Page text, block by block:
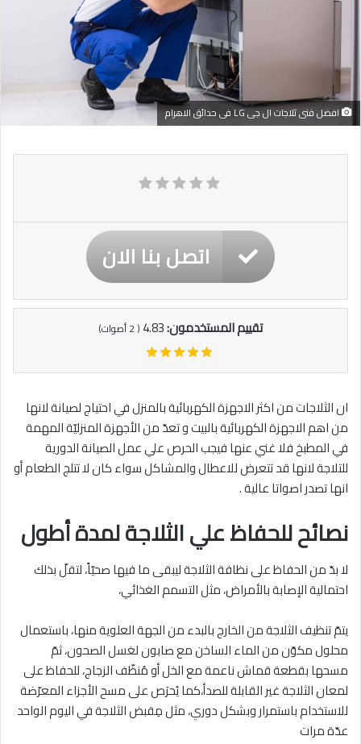
افضل فنى ثلاجات ال جى LG فى حدائق الاهرام
اتصل بنا الان
تقييم المستخدمون:4.83
(
2أصوات)
ان الثلاجات من اكثر الاجهزة الكهربائية بالمنزل في احتياج لصيانة لانها
من اهم الاجهزة الكهربائية بالبيت و تعدّ من الأجهزة المنزليّة المهمة
في المطبخ فلا غني عنها فيجب الحرص علي عمل الصيانة الدورية
للتلاجة لانها قد تتعرض للاعطال والمشاكل سواء كان لا تتلج الطعام أو
انها تصدر اصواتا عالية .
نصائح للحفاظ علي الثلاجة لمدة أطول
لا بدّ من الحفاظ على نظافة الثلاجة ليبقى ما فيها صحيّاً، لتقلّ بذلك
احتمالية الإصابة بالأمراض، مثل التسمم الغذائي،
يتمّ تنظيف الثلاجة من الخارج بالبدء من الجهة العلوية منها، باستعمال
محلول مكوّن من الماء الساخن مع صابون لغسل الصحون، ثمّ
مسحها بقطعة قماش ناعمة مع الخل أو مُنظّف الزجاج، للحفاظ على
لمعان الثلاجة غير القابلة للصدأ،كما يُحرَص على مسح الأجزاء المعرّضة
للاستخدام باستمرار وبشكل دوري، مثل مِقبض الثلاجة في اليوم الواحد
عدّة مرات